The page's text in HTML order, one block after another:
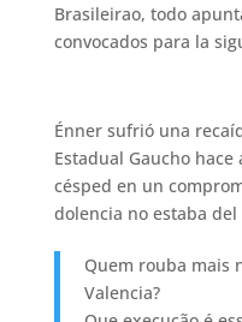
Brasileirao, todo
convocados para la
Énner sufrió una
Estadual Gaucho
césped en un
dolencia no estaba del
Quem rouba mais
Valencia?